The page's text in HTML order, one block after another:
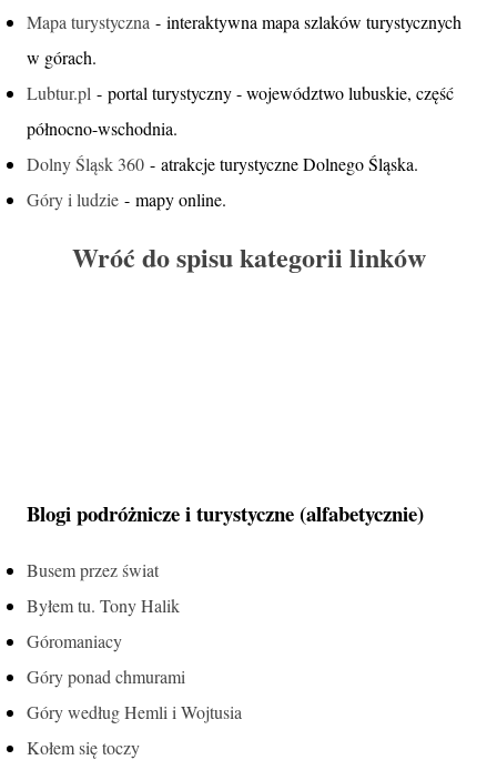
Mapa turystyczna - interaktywna mapa szlaków turystycznych
w górach.
Lubtur.pl - portal turystyczny - województwo lubuskie, część
północno-wschodnia.
Dolny Śląsk 360 - atrakcje turystyczne Dolnego Śląska.
Góry i ludzie - mapy online.
Wróć do spisu kategorii linków
Blogi podróżnicze i turystyczne (alfabetycznie)
Busem przez świat
Byłem tu. Tony Halik
Góromaniacy
Góry ponad chmurami
Góry według Hemli i Wojtusia
Kołem się toczy